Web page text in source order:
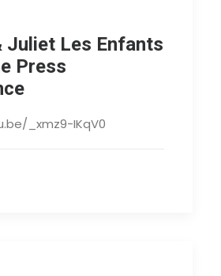
Juliet Les Enfants
Press
_xmz9-IKqV0